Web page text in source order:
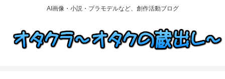
AI画像・小説・プラモデルなど、創作活動ブログ